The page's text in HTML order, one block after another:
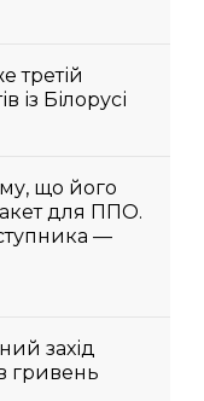
третій
із Білорусі
що його
для ППО.
—
захід
гривень